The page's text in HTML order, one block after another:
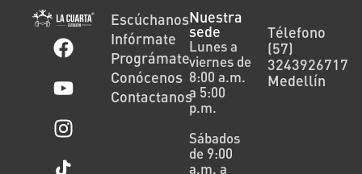
Escúchanos
Infórmate
Prográmate
Conócenos
Contactanos
Nuestra
sede
Lunes a
viernes de
8:00 a.m.
a 5:00
p.m.
Sábados
de 9:00
a.m. a
Télefono
(57)
3243926717
Medellín